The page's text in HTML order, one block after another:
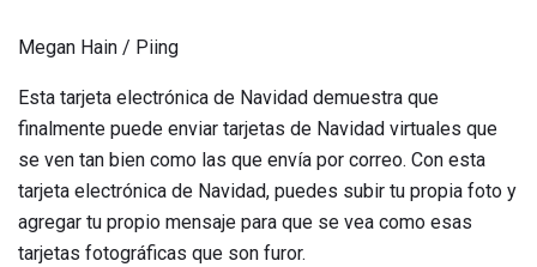
Megan Hain / Piing
Esta tarjeta electrónica de Navidad demuestra que
finalmente puede enviar tarjetas de Navidad virtuales que
se ven tan bien como las que envía por correo. Con esta
tarjeta electrónica de Navidad, puedes subir tu propia foto y
agregar tu propio mensaje para que se vea como esas
tarjetas fotográficas que son furor.